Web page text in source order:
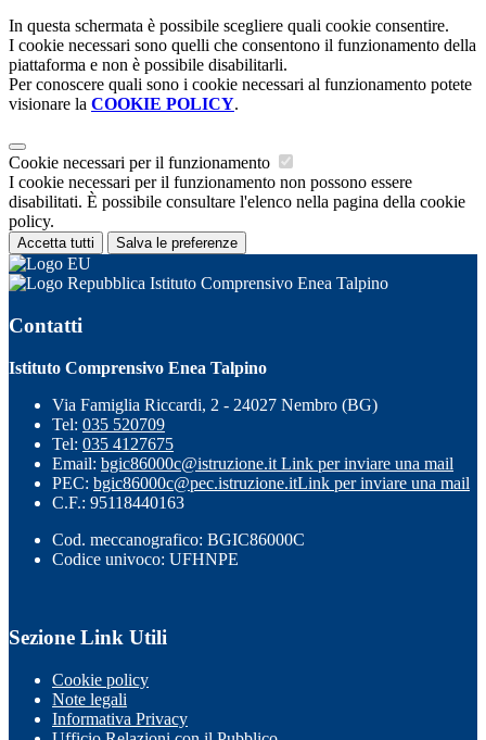
In questa schermata è possibile scegliere quali cookie consentire.
I cookie necessari sono quelli che consentono il funzionamento della
piattaforma e non è possibile disabilitarli.
Per conoscere quali sono i cookie necessari al funzionamento potete
visionare la COOKIE POLICY.
Cookie necessari per il funzionamento
I cookie necessari per il funzionamento non possono essere
disabilitati. È possibile consultare l'elenco nella pagina della cookie
policy.
Accetta tutti Salva le preferenze
Istituto Comprensivo Enea Talpino
Contatti
Istituto Comprensivo Enea Talpino
Via Famiglia Riccardi, 2 - 24027 Nembro (BG)
Tel: 035 520709
Tel: 035 4127675
Email: bgic86000c@istruzione.it Link per inviare una mail
PEC: bgic86000c@pec.istruzione.itLink per inviare una mail
C.F.: 95118440163
Cod. meccanografico: BGIC86000C
Codice univoco: UFHNPE
Sezione Link Utili
Cookie policy
Note legali
Informativa Privacy